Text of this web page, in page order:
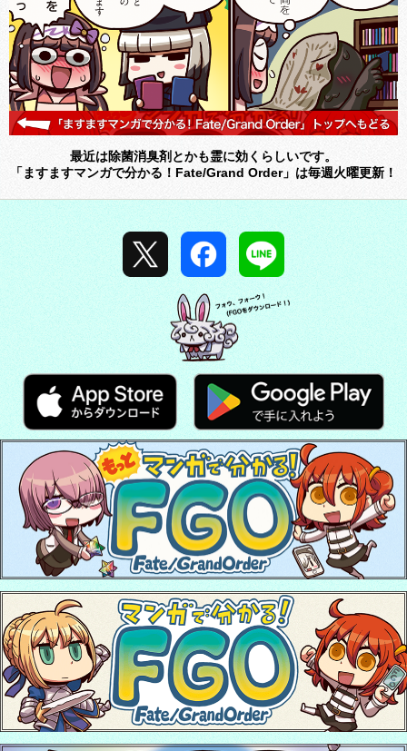
最近は除菌消臭剤とかも霊に効くらしいです。
「ますますマンガで分かる！Fate/Grand Order」は毎週火曜更新！